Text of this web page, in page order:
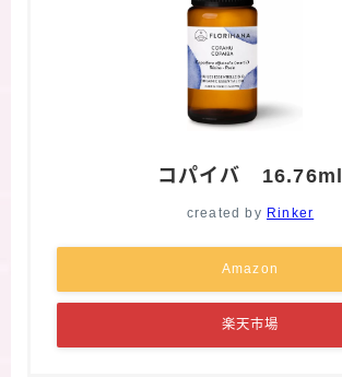
コパイバ 16.76ml
created by Rinker
Amazon
楽天市場